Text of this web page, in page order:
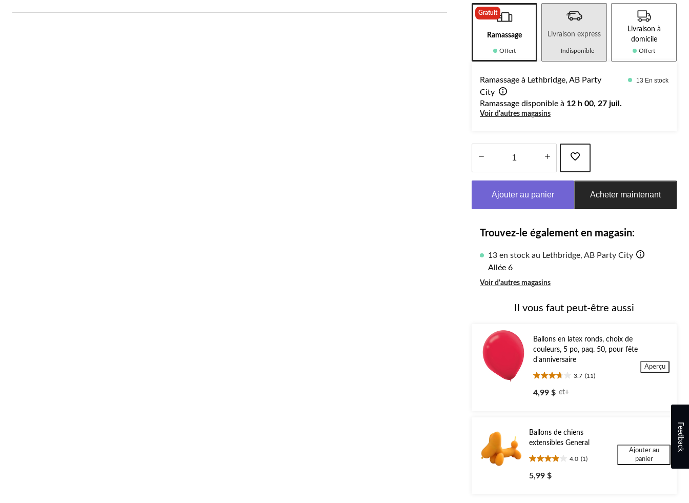
Gratuit
Ramassage
Offert
Livraison express
Indisponible
Livraison à
domicile
Offert
Ramassage à Lethbridge, AB Party
City
13 En stock
Ramassage disponible à 12 h 00, 27 juil.
Voir d'autres magasins
Ajouter au panier Acheter maintenant
Trouvez-le également en magasin:
13 en stock au Lethbridge, AB Party City
Allée 6
Voir d'autres magasins
Il vous faut peut-être aussi
Ballons en latex ronds, choix de
couleurs, 5 po, paq. 50, pour fête
d'anniversaire
3.7 (11)
3.7
étoile(s)
évaluations
4,99 $ et+
Aperçu
Ballons de chiens
extensibles General
4.0 (1)
4.0
étoile(s)
5,99 $
Ajouter au
panier
Feedback